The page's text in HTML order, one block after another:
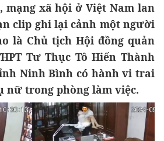
mạng xã hội ở Việt Nam lan
clip ghi lại cảnh một người
là Chủ tịch Hội đồng quản
Tư Thục Tô Hiến Thành
Ninh Bình có hành vi trai
nữ trong phòng làm việc.